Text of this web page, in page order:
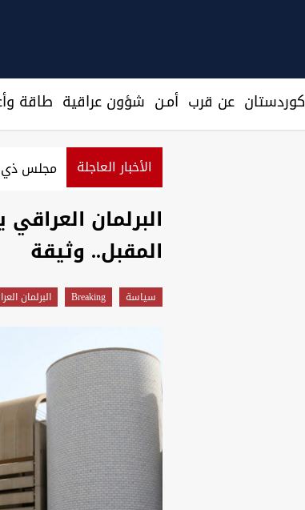
كوردستان عن قرب أمـن شؤون عراقية طاقة
الأخبار العاجلة مجلس ذي
البرلمان
المقبل.. وثيقة
سیاسة Breaking البرلمان